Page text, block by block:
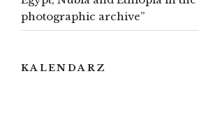
photographic archive”
KALENDARZ